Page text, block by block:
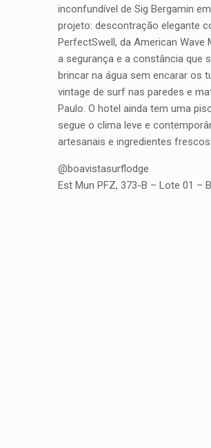
inconfundível de Sig Bergamin
projeto: descontração elegante
PerfectSwell, da American
a segurança e a constância que
brincar na água sem encarar os
vintage de surf nas paredes e
Paulo. O hotel ainda tem uma
segue o clima leve e
artesanais e ingredientes frescos.
@boavistasurflodge
Est Mun PFZ, 373-B – Lote 01 –